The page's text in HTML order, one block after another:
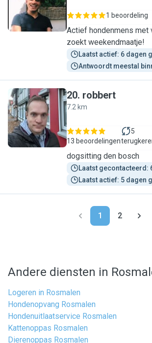
1 beoordeling
Actief hondenmens met
zoekt weekendmaatje!
Laatst actief: 6 dagen
Antwoordt meestal
R
20. robbert
7.2 km
13 beoordelingen
5
dogsitting den bosch
Laatst gecontacteerd:
Laatst actief: 5 dagen
1 2
Andere diensten in
Logeren in Rosmalen
Hondenopvang Rosmalen
Hondenuitlaatservice Rosmalen
Kattenoppas Rosmalen
Dierenoppas Rosmalen